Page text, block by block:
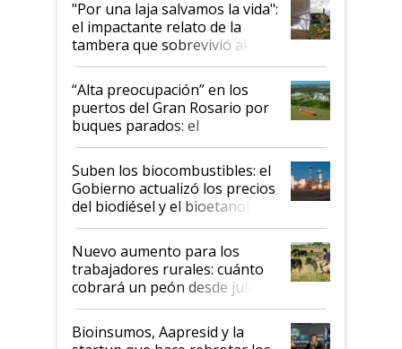
"Por una laja salvamos la vida":
el impactante relato de la
tambera que sobrevivió al
tornado
“Alta preocupación” en los
puertos del Gran Rosario por
buques parados: el
funcionamiento de las
exportadoras en tensión tras
la medida de fuerza de los
prácticos
Suben los biocombustibles: el
Gobierno actualizó los precios
del biodiésel y el bioetanol
Nuevo aumento para los
trabajadores rurales: cuánto
cobrará un peón desde julio
Bioinsumos, Aapresid y la